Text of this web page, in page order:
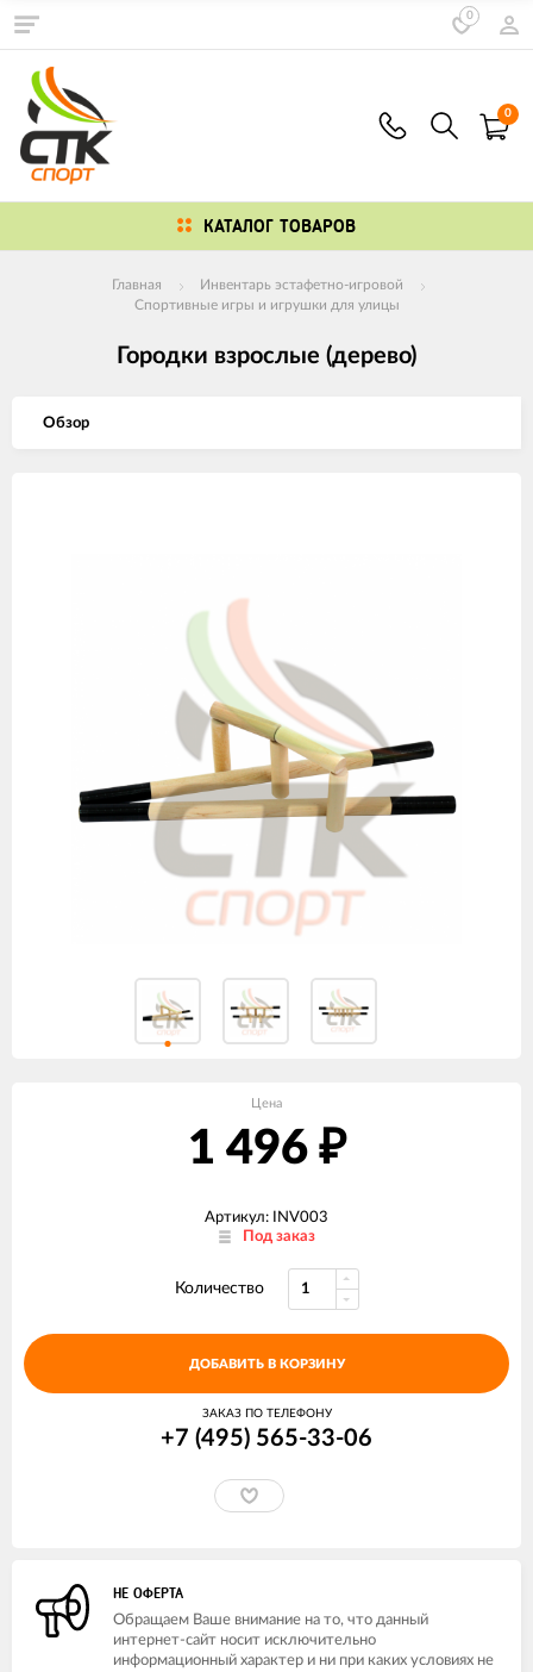
0
0
КАТАЛОГ ТОВАРОВ
Главная
Инвентарь эстафетно-игровой
Спортивные игры и игрушки для улицы
Городки взрослые (дерево)
Обзор
Цена
1 496 ₽
Артикул: INV003
Под заказ
Количество
ДОБАВИТЬ В КОРЗИНУ
ЗАКАЗ ПО ТЕЛЕФОНУ
+7 (495) 565-33-06
НЕ ОФЕРТА
Обращаем Ваше внимание на то, что данный
интернет-сайт носит исключительно
информационный характер и ни при каких условиях не